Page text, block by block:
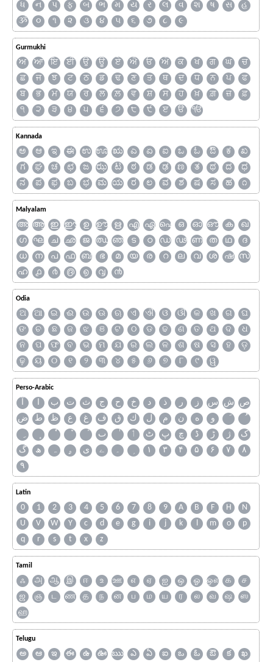
ધ
ન પ ફ બ ભ મ ય ર લ વ શ ષ સ
હ
ૐ
૦ ૧ ૨ ૩ ૪ ૫ ૬ ૭ ૮ ૯
Gurmukhi
ਅ ਆ ਇ ਈ ਉ ਊ ਏ ਐ ਓ ਔ ਕ ਖ ਗ ਘ
ਚ
ਛ
ਜ ਝ ਟ ਠ ਡ ਢ ਣ ਤ ਥ ਦ ਧ ਨ ਪ
ਫ
ਬ
ਭ ਮ ਯ ਰ ਲ ਲ਼ ਵ ਸ਼ ਸ ਹ ਖ਼ ਗ਼ ਜ਼
ਫ਼
੧
੨ ੩ ੪ ੫ ੬ ੭ ੮ ੯ ੲ ੳ ੴ
Kannada
ಅ ಆ ಇ ಈ ಉ ಊ ಋ ಎ ಏ ಐ ಒ ಓ ಔ ಕ
ಖ
ಗ
ಘ ಚ ಛ ಜ ಝ ಟ ಠ ಡ ಢ ಣ ತ ಥ ದ
ಧ
ನ
ಪ ಫ ಬ ಭ ಮ ಯ ರ ಲ ವ ಶ ಷ ಸ ಹ ೧
Malyalam
അ ആ ഇ ഈ ഉ ഊ ഋ എ ഏ ഐ ഒ ഓ ഔ ക
ഖ
ഗ
ഘ ച ഛ ജ ഝ ഞ ട ഠ ഡ ഢ ണ ത ഥ
ദ
ധ
ന പ ഫ ബ ഭ മ യ ര റ ല വ ശ ഷ
സ
ഹ
൧ ൪ ൫ ൭ ൮ ൯
Odia
ଅ ଆ ଇ ଈ ଉ ଊ ଋ ଏ ଐ ଓ ଔ କ ଖ ଗ
ଘ
ଙ
ଚ ଛ ଜ ଝ ଞ ଟ ଠ ଡ ଢ ଣ ତ ଥ ଦ
ଧ
ନ
ପ ଫ ବ ଭ ମ ଯ ର ଲ ଳ ଶ ଷ ସ ହ
ଡ଼
ଢ଼
ୟ ୦ ୧ ୨ ୩ ୪ ୫ ୬ ୭ ୮ ୯ ୱ
Perso-Arabic
آ ا ب ت ث ج ح خ د ذ ر ز س ش ص
ض
ط ظ ع غ ف ق ك ل م ن ه
و
ٮ
ٲ ٹ پ چ ڈ ڑ ژ
ک
گ
ھ ہ ۄ ی ے ۔ ۱ ۳ ۴ ۵ ۶ ۷
۸
۹
Latin
0 1 2 3 4 5 6 7 8 9 A B F H
N
U
V W Y c d e g i j k l m o
p
q
r s t x z
Tamil
ஃ அ ஆ இ ஈ உ ஊ எ ஏ ஐ ஒ ஓ ஔ க
ச
ஜ
ஞ ட ண த ந ன ப ம ய ர ல வ ஷ
ஸ
ஹ
Telugu
అ ఆ ఇ ఈ ఉ ఊ ఋ ఎ ఏ ఐ ఒ ఓ ఔ క
ఖ